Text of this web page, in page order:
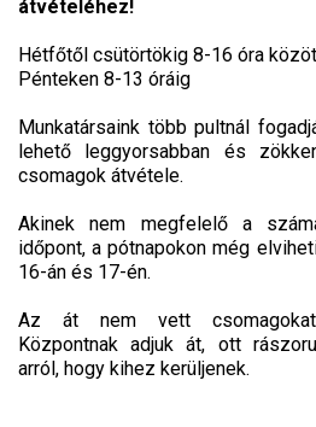
átvételéhez!
Hétfőtől csütörtökig 8-16 óra
Pénteken 8-13 óráig
Munkatársaink több pultnál
lehető leggyorsabban és
csomagok átvétele.
Akinek nem megfelelő a
időpont, a pótnapokon még
16-án és 17-én.
Az át nem vett csomagokat
Központnak adjuk át, ott
arról, hogy kihez kerüljenek.